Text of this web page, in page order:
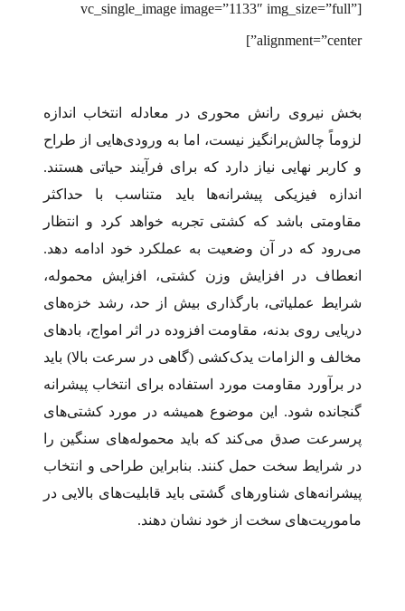
[vc_single_image image=”1133″ img_size=”full”
alignment=”center”]
بخش نیروی رانش محوری در معادله انتخاب اندازه
لزوماً چالش‌برانگیز نیست، اما به ورودی‌هایی از طراح
و کاربر نهایی نیاز دارد که برای فرآیند حیاتی هستند.
اندازه فیزیکی پیشرانه‌ها باید متناسب با حداکثر
مقاومتی باشد که کشتی تجربه خواهد کرد و انتظار
می‌رود که در آن وضعیت به عملکرد خود ادامه دهد.
انعطاف در افزایش وزن کشتی، افزایش محموله،
شرایط عملیاتی، بارگذاری بیش از حد، رشد خزه‌­های
دریایی روی بدنه، مقاومت افزوده در اثر امواج، بادهای
مخالف و الزامات یدک‌­کشی (گاهی در سرعت بالا) باید
در برآورد مقاومت مورد استفاده برای انتخاب پیشرانه
گنجانده شود. این موضوع همیشه در مورد کشتی‌های
پرسرعت صدق می‌کند که باید محموله‌های سنگین را
در شرایط سخت حمل کنند. بنابراین طراحی و انتخاب
پیشرانه‌­های شناورهای گشتی باید قابلیت‌­های بالایی در
ماموریت­‌های سخت از خود نشان ­دهند.